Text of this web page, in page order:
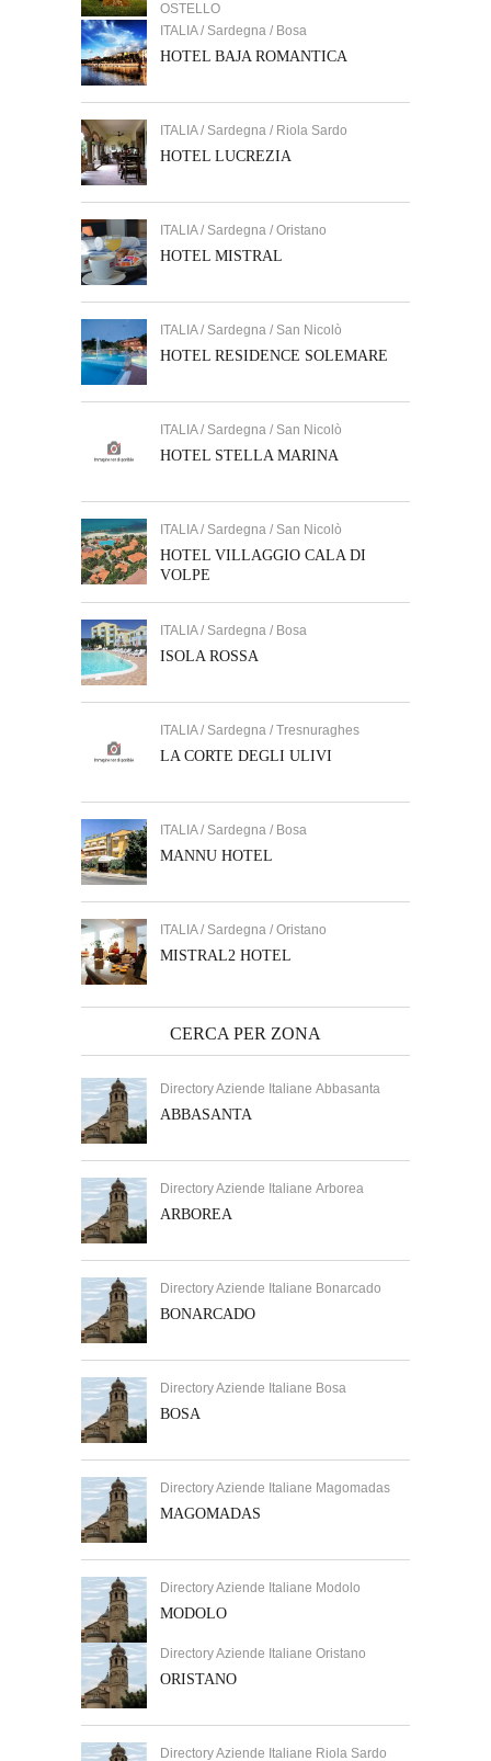
OSTELLO
ITALIA / Sardegna / Bosa
HOTEL BAJA ROMANTICA
ITALIA / Sardegna / Riola Sardo
HOTEL LUCREZIA
ITALIA / Sardegna / Oristano
HOTEL MISTRAL
ITALIA / Sardegna / San Nicolò
HOTEL RESIDENCE SOLEMARE
ITALIA / Sardegna / San Nicolò
HOTEL STELLA MARINA
ITALIA / Sardegna / San Nicolò
HOTEL VILLAGGIO CALA DI
VOLPE
ITALIA / Sardegna / Bosa
ISOLA ROSSA
ITALIA / Sardegna / Tresnuraghes
LA CORTE DEGLI ULIVI
ITALIA / Sardegna / Bosa
MANNU HOTEL
ITALIA / Sardegna / Oristano
MISTRAL2 HOTEL
CERCA PER ZONA
Directory Aziende Italiane Abbasanta
ABBASANTA
Directory Aziende Italiane Arborea
ARBOREA
Directory Aziende Italiane Bonarcado
BONARCADO
Directory Aziende Italiane Bosa
BOSA
Directory Aziende Italiane Magomadas
MAGOMADAS
Directory Aziende Italiane Modolo
MODOLO
Directory Aziende Italiane Oristano
ORISTANO
Directory Aziende Italiane Riola Sardo